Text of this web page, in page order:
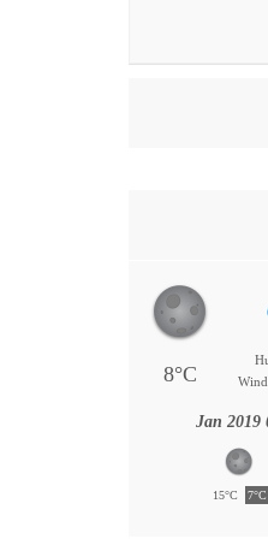
8°C
15°C 7°C